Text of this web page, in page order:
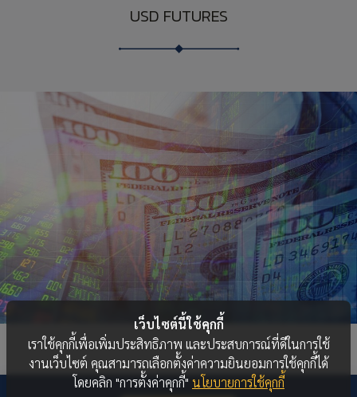
USD FUTURES
เว็บไซต์นี้ใช้คุกกี้
เราใช้คุกกี้เพื่อเพิ่มประสิทธิภาพ และประสบการณ์ที่ดีในการใช้
งานเว็บไซต์ คุณสามารถเลือกตั้งค่าความยินยอมการใช้คุกกี้ได้
โดยคลิก "การตั้งค่าคุกกี้" นโยบายการใช้คุกกี้